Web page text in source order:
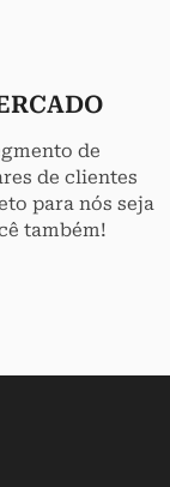
de
de clientes
para nós seja
também!